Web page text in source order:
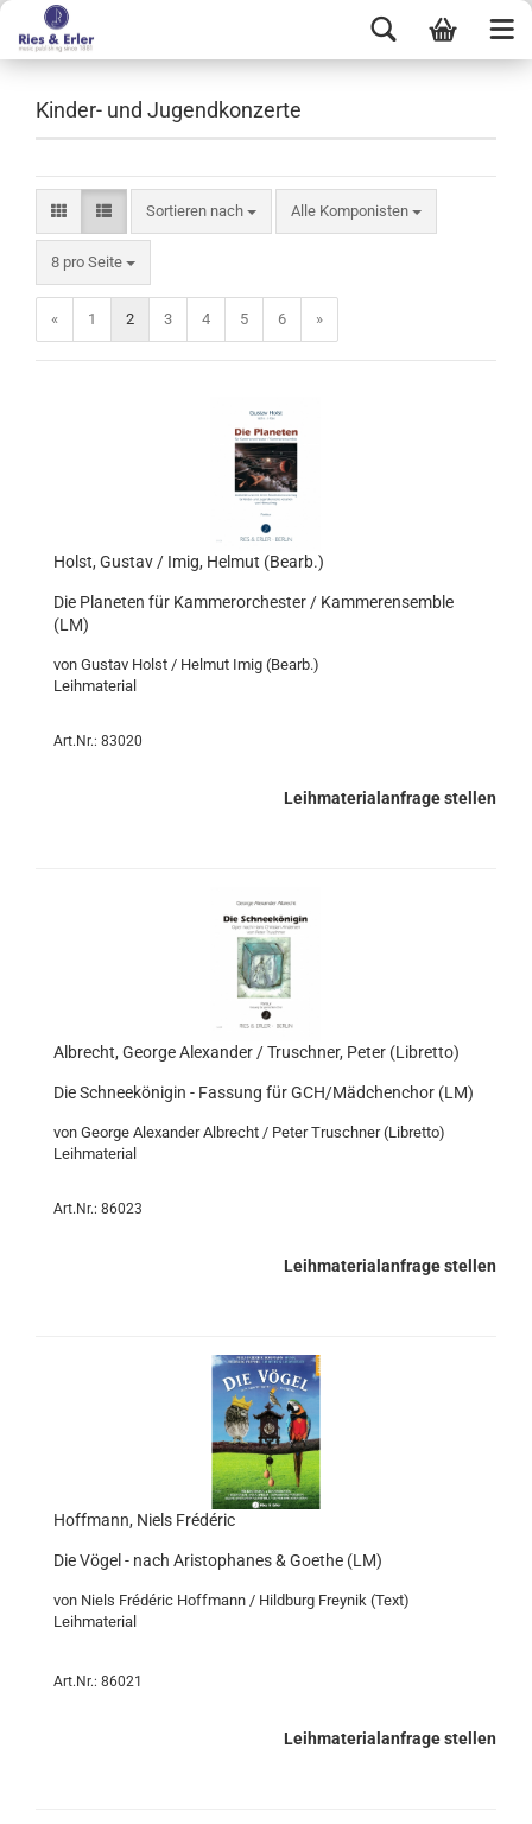
Kinder- und Jugendkonzerte
Sortieren nach Alle Komponisten
8 pro Seite
« 1 2 3 4 5 6 »
Holst, Gustav / Imig, Helmut (Bearb.)
Die Planeten für Kammerorchester / Kammerensemble
(LM)
von Gustav Holst / Helmut Imig (Bearb.)
Leihmaterial
Art.Nr.: 83020
Leihmaterialanfrage stellen
Albrecht, George Alexander / Truschner, Peter (Libretto)
Die Schneekönigin - Fassung für GCH/Mädchenchor (LM)
von George Alexander Albrecht / Peter Truschner (Libretto)
Leihmaterial
Art.Nr.: 86023
Leihmaterialanfrage stellen
Hoffmann, Niels Frédéric
Die Vögel - nach Aristophanes & Goethe (LM)
von Niels Frédéric Hoffmann / Hildburg Freynik (Text)
Leihmaterial
Art.Nr.: 86021
Leihmaterialanfrage stellen